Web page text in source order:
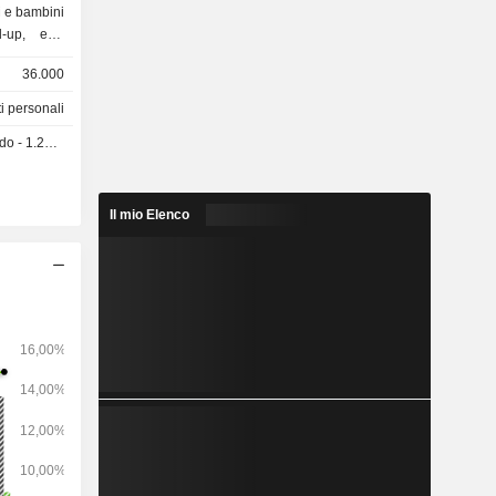
up, ecc.
36.000
personali
USD
Il mio Elenco